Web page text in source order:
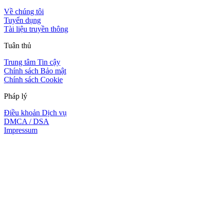
Về chúng tôi
Tuyển dụng
Tài liệu truyền thông
Tuân thủ
Trung tâm Tin cậy
Chính sách Bảo mật
Chính sách Cookie
Pháp lý
Điều khoản Dịch vụ
DMCA / DSA
Impressum